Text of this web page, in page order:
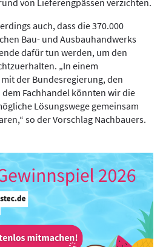
von Lieferengpässen verzichten.
auch, dass die 370.000
Bau- und Ausbauhandwerks
dafür tun werden, um den
„In einem
der Bundesregierung, den
Fachhandel könnten wir die
Lösungswege gemeinsam
so der Vorschlag Nachbauers.